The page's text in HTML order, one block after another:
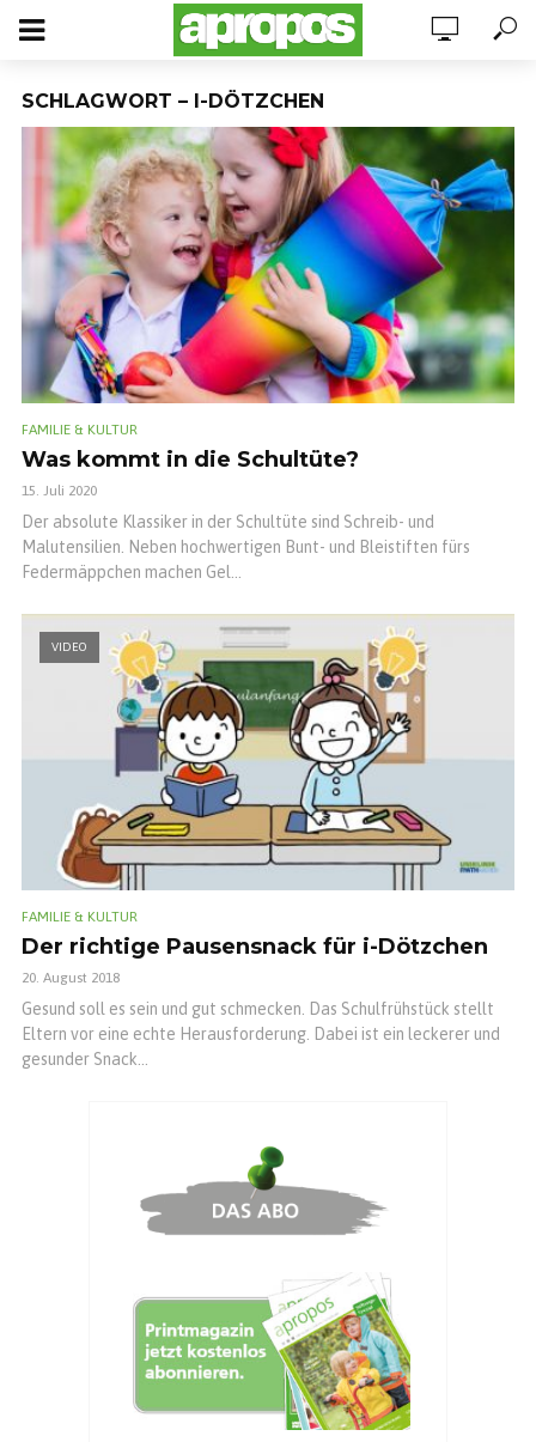
SCHLAGWORT – I-DÖTZCHEN
FAMILIE & KULTUR
Was kommt in die Schultüte?
15. Juli 2020
Der absolute Klassiker in der Schultüte sind Schreib- und
Malutensilien. Neben hochwertigen Bunt- und Bleistiften fürs
Federmäppchen machen Gel...
VIDEO
FAMILIE & KULTUR
Der richtige Pausensnack für i-Dötzchen
20. August 2018
Gesund soll es sein und gut schmecken. Das Schulfrühstück stellt
Eltern vor eine echte Herausforderung. Dabei ist ein leckerer und
gesunder Snack...